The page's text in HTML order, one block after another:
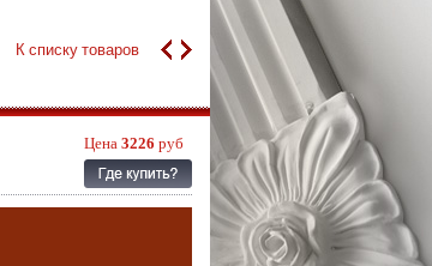
К списку товаров
Цена 3226 руб